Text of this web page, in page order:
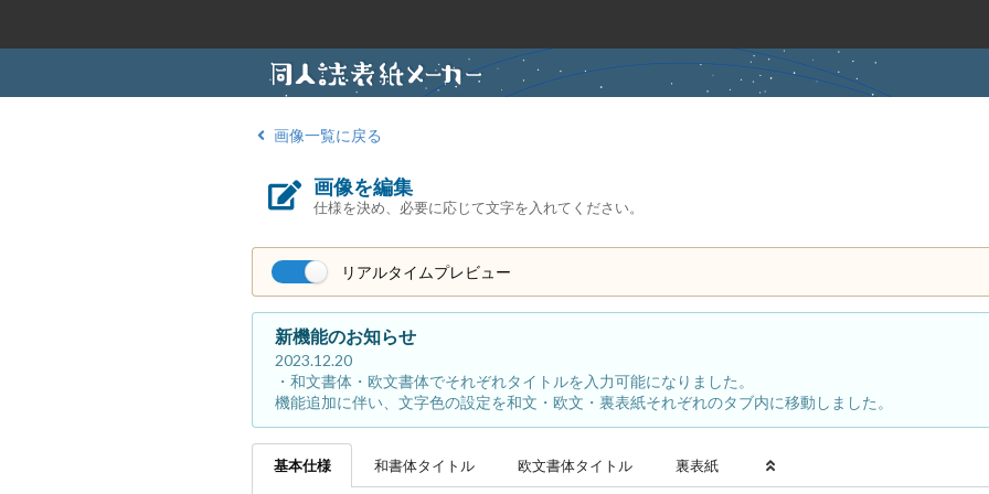
画像一覧に戻る
画像を編集
仕様を決め、必要に応じて文字を入れてください。
リアルタイムプレビュー
新機能のお知らせ
2023.12.20
・和文書体・欧文書体でそれぞれタイトルを入力可能になりました。
機能追加に伴い、文字色の設定を和文・欧文・裏表紙それぞれのタブ内に移動しました。
基本仕様 和書体タイトル 欧文書体タイトル 裏表紙